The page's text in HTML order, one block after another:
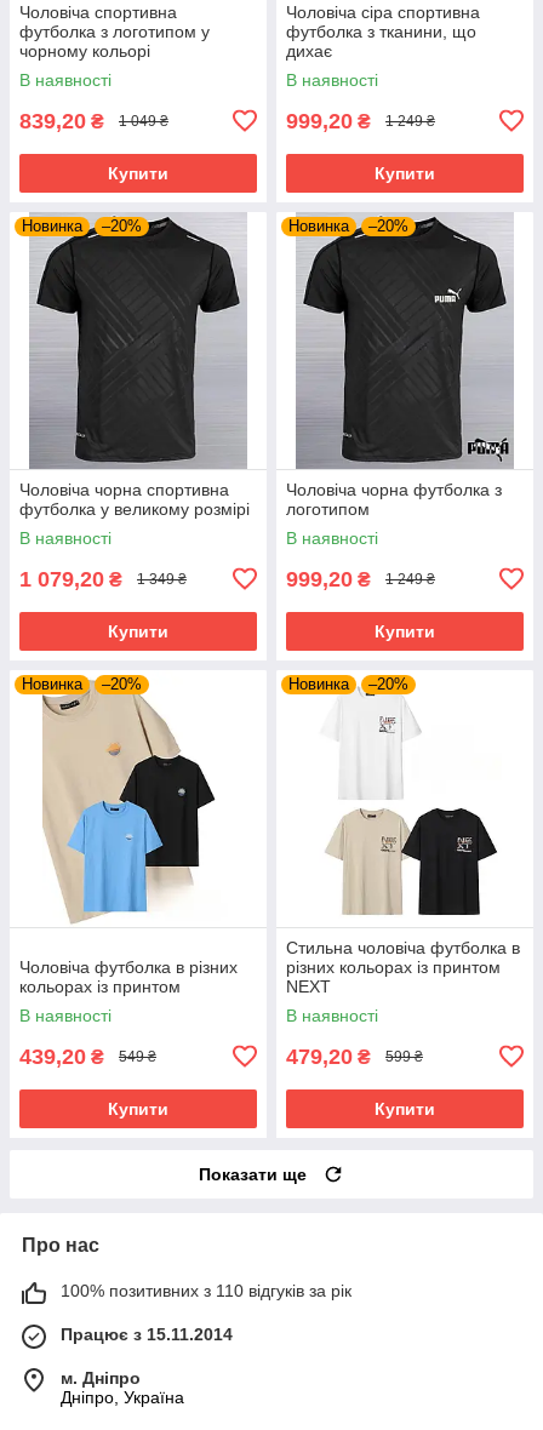
Чоловіча спортивна
футболка з логотипом у
чорному кольорі
В наявності
839,20 ₴ 1 049 ₴
Купити
Чоловіча сіра спортивна
футболка з тканини, що
дихає
В наявності
999,20 ₴ 1 249 ₴
Купити
Новинка –20%
Чоловіча чорна спортивна
футболка у великому розмірі
В наявності
1 079,20 ₴ 1 349 ₴
Купити
Новинка –20%
Чоловіча чорна футболка з
логотипом
В наявності
999,20 ₴ 1 249 ₴
Купити
Новинка –20%
Чоловіча футболка в різних
кольорах із принтом
В наявності
439,20 ₴ 549 ₴
Купити
Новинка –20%
Стильна чоловіча футболка в
різних кольорах із принтом
NEXT
В наявності
479,20 ₴ 599 ₴
Купити
Показати ще
Про нас
100% позитивних з 110 відгуків за рік
Працює з 15.11.2014
м. Дніпро
Дніпро, Україна